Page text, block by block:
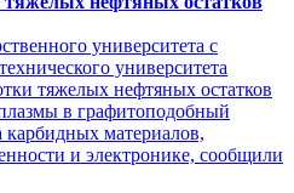
университета с
университета
тяжелых нефтяных остатков
в графитоподобный
карбидных материалов,
и электронике, сообщили